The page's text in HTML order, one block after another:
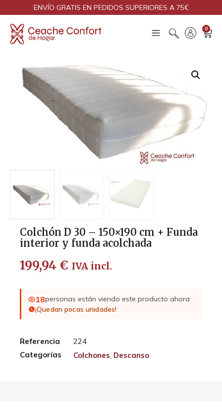
ENVÍO GRATIS EN PEDIDOS SUPERIORES A 75€
0
Colchón D 30 – 150×190 cm + Funda
interior y funda acolchada
199,94 € IVA incl.
18personas están viendo este producto ahora
¡Quedan pocas unidades!
Referencia
224
Categorías
Colchones Descanso